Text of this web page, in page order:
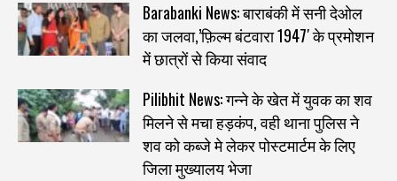
Barabanki News: बाराबंकी में सनी देओल
का जलवा,’फ़िल्म बंटवारा 1947′ के प्रमोशन
में छात्रों से किया संवाद
Pilibhit News: गन्ने के खेत में युवक का शव
मिलने से मचा हड़कंप, वही थाना पुलिस ने
शव को कब्जे मे लेकर पोस्टमार्टम के लिए
जिला मुख्यालय भेजा